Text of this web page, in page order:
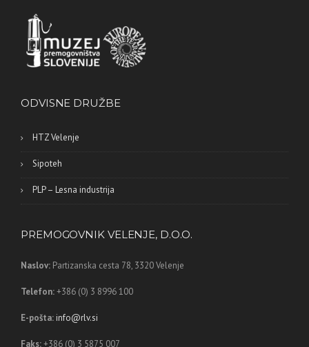
ODVISNE DRUŽBE
HTZ Velenje
Sipoteh
PLP – Lesna industrija
PREMOGOVNIK VELENJE, D.O.O.
Naslov: Partizanska cesta 78, 3320 Velenje
Telefon:+386 (0) 3 8996 100
E-pošta: info@rlv.si
Faks:+386 (0) 3 5875 007